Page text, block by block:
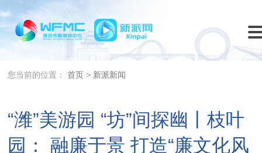
您当前的位置：首页 > 新派新闻
“潍”美游园 “坊”间探幽丨枝叶
园： 融廉于景 打造“廉文化风